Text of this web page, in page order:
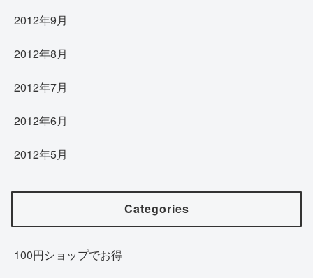
2012年9月
2012年8月
2012年7月
2012年6月
2012年5月
Categories
100円ショップでお得